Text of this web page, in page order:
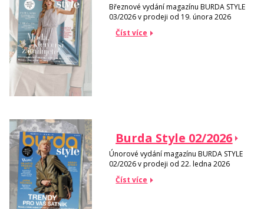
Březnové vydání magazínu BURDA STYLE
03/2026 v prodeji od 19. února 2026
Číst více
Burda Style 02/2026
Únorové vydání magazínu BURDA STYLE
02/2026 v prodeji od 22. ledna 2026
Číst více